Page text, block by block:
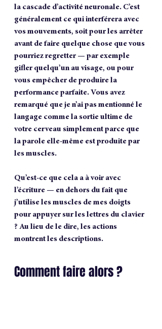
la cascade d’activité neuronale. C’est
généralement ce qui interférera avec
vos mouvements, soit pour les arrêter
avant de faire quelque chose que vous
pourriez regretter — par exemple
gifler quelqu’un au visage, ou pour
vous empêcher de produire la
performance parfaite. Vous avez
remarqué que je n’ai pas mentionné le
langage comme la sortie ultime de
votre cerveau simplement parce que
la parole elle-même est produite par
les muscles.
Qu’est-ce que cela a à voir avec
l’écriture — en dehors du fait que
j’utilise les muscles de mes doigts
pour appuyer sur les lettres du clavier
? Au lieu de le dire, les actions
montrent les descriptions.
Comment faire alors ?